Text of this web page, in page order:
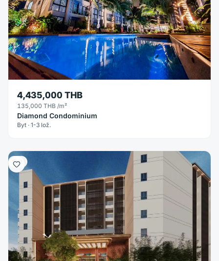
4,435,000 THB
135,000 THB /m²
Diamond Condominium
Byt · 1-3 lož.
Byt